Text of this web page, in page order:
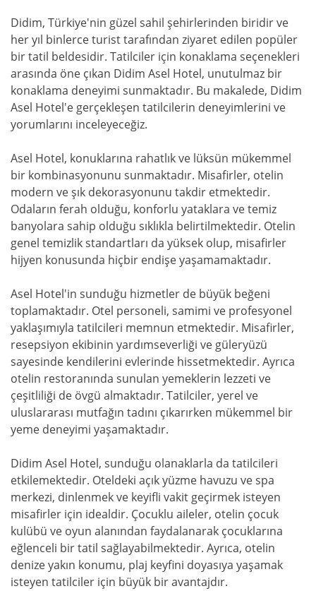
Didim, Türkiye'nin güzel sahil şehirlerinden biridir ve
her yıl binlerce turist tarafından ziyaret edilen popüler
bir tatil beldesidir. Tatilciler için konaklama seçenekleri
arasında öne çıkan Didim Asel Hotel, unutulmaz bir
konaklama deneyimi sunmaktadır. Bu makalede, Didim
Asel Hotel'e gerçekleşen tatilcilerin deneyimlerini ve
yorumlarını inceleyeceğiz.
Asel Hotel, konuklarına rahatlık ve lüksün mükemmel
bir kombinasyonunu sunmaktadır. Misafirler, otelin
modern ve şık dekorasyonunu takdir etmektedir.
Odaların ferah olduğu, konforlu yataklara ve temiz
banyolara sahip olduğu sıklıkla belirtilmektedir. Otelin
genel temizlik standartları da yüksek olup, misafirler
hijyen konusunda hiçbir endişe yaşamamaktadır.
Asel Hotel'in sunduğu hizmetler de büyük beğeni
toplamaktadır. Otel personeli, samimi ve profesyonel
yaklaşımıyla tatilcileri memnun etmektedir. Misafirler,
resepsiyon ekibinin yardımseverliği ve güleryüzü
sayesinde kendilerini evlerinde hissetmektedir. Ayrıca
otelin restoranında sunulan yemeklerin lezzeti ve
çeşitliliği de övgü almaktadır. Tatilciler, yerel ve
uluslararası mutfağın tadını çıkarırken mükemmel bir
yeme deneyimi yaşamaktadır.
Didim Asel Hotel, sunduğu olanaklarla da tatilcileri
etkilemektedir. Oteldeki açık yüzme havuzu ve spa
merkezi, dinlenmek ve keyifli vakit geçirmek isteyen
misafirler için idealdir. Çocuklu aileler, otelin çocuk
kulübü ve oyun alanından faydalanarak çocuklarına
eğlenceli bir tatil sağlayabilmektedir. Ayrıca, otelin
denize yakın konumu, plaj keyfini doyasıya yaşamak
isteyen tatilciler için büyük bir avantajdır.